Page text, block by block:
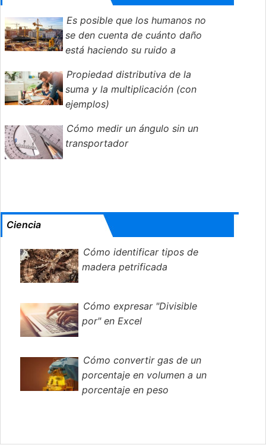
Es posible que los humanos no
se den cuenta de cuánto daño
está haciendo su ruido a
Propiedad distributiva de la
suma y la multiplicación (con
ejemplos)
Cómo medir un ángulo sin un
transportador
Ciencia
Cómo identificar tipos de
madera petrificada
Cómo expresar "Divisible
por" en Excel
Cómo convertir gas de un
porcentaje en volumen a un
porcentaje en peso